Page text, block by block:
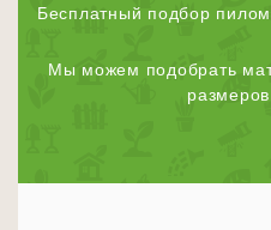
Бесплатный подбор
Мы можем подобрать